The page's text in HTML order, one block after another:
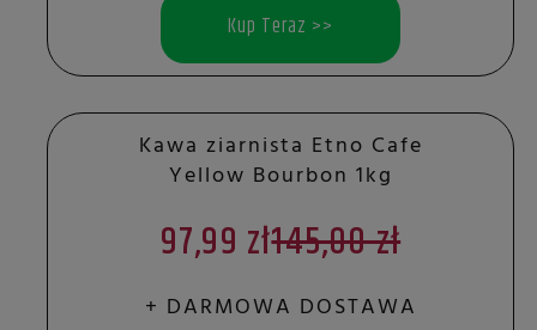
Kup Teraz >>
Kawa ziarnista Etno Cafe
Yellow Bourbon 1kg
97,99 zł145,00 zł
+ DARMOWA DOSTAWA